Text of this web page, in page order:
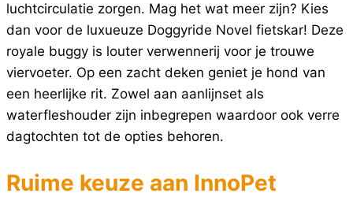
luchtcirculatie zorgen. Mag het wat meer zijn? Kies
dan voor de luxueuze Doggyride Novel fietskar! Deze
royale buggy is louter verwennerij voor je trouwe
viervoeter. Op een zacht deken geniet je hond van
een heerlijke rit. Zowel aan aanlijnset als
waterfleshouder zijn inbegrepen waardoor ook verre
dagtochten tot de opties behoren.
Ruime keuze aan InnoPet